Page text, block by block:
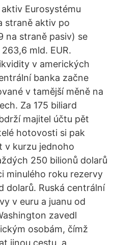
Eurosystému
straně aktiv po
na straně pasiv) se
mld. EUR.
v amerických
banka začne
v tamější měně na
Za 175 biliard
majitel účtu pět
hotovosti si pak
v kurzu jednoho
250 bilionů dolarů
minulého roku rezervy
dolarů. Ruská centrální
v euru a juanu od
zavedl
osobám, čímž
jinou cestu, a